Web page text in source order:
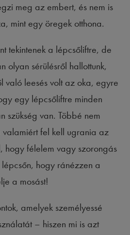
meg az embert, és nem is
mint egy öregek otthona.
tekintenek a lépcsőliftre, de
olyan sérülésről hallottunk,
való leesés volt az oka, egyre
egy lépcsőliftre minden
szükség van. Többé nem
valamiért fel kell ugrania az
hogy félelem vagy szorongás
hogy ránézzen a
a mosást!
amelyek személyessé
– hiszen mi is azt